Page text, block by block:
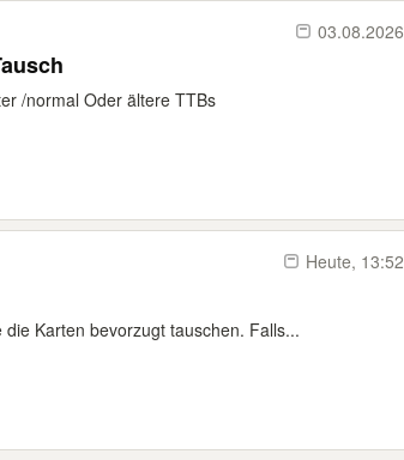
03.08.2026
/normal Oder ältere TTBs
Heute, 13:52
Karten bevorzugt tauschen. Falls...